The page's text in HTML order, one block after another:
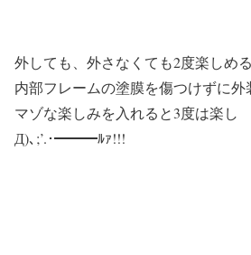
外しても、外さなくても2度楽しめる
内部フレームの塗膜を傷つけずに外
マゾな楽しみを入れると3度は楽
Д)､;’.･━━━ﾙｧ!!!